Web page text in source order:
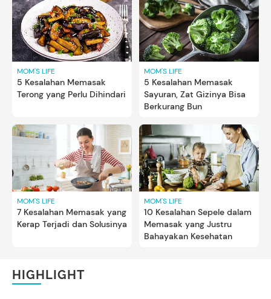
MOM'S LIFE
5 Kesalahan Memasak
Terong yang Perlu Dihindari
MOM'S LIFE
5 Kesalahan Memasak
Sayuran, Zat Gizinya Bisa
Berkurang Bun
MOM'S LIFE
7 Kesalahan Memasak yang
Kerap Terjadi dan Solusinya
MOM'S LIFE
10 Kesalahan Sepele dalam
Memasak yang Justru
Bahayakan Kesehatan
HIGHLIGHT